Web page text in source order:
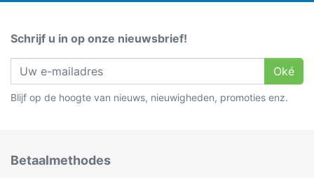
Schrijf u in op onze nieuwsbrief!
Oké
Blijf op de hoogte van nieuws, nieuwigheden, promoties enz.
Betaalmethodes